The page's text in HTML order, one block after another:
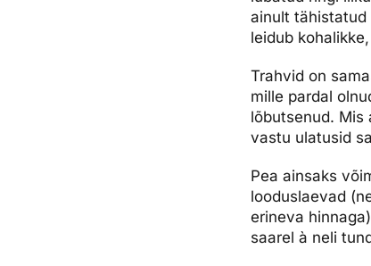
ainult tähistatud
leidub
Trahvid on
mille pardal
lõbutsenud. Mis
vastu ulatusid
Pea ainsaks
looduslaevad
erineva
saarel à neli